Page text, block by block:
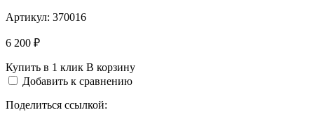
Артикул: 370016
6 200 ₽
Купить в 1 клик В корзину
Добавить к сравнению
Поделиться ссылкой: